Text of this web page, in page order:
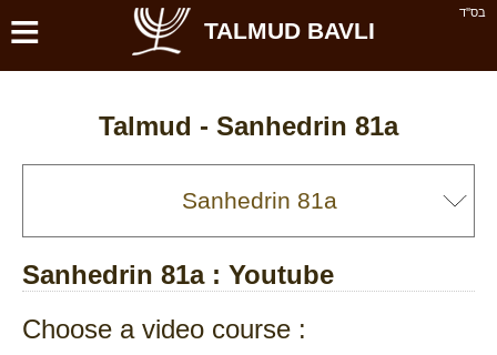
בס''ד ≡ TALMUD BAVLI
Talmud - Sanhedrin 81a
Sanhedrin 81a: Youtube
Choose a video course :